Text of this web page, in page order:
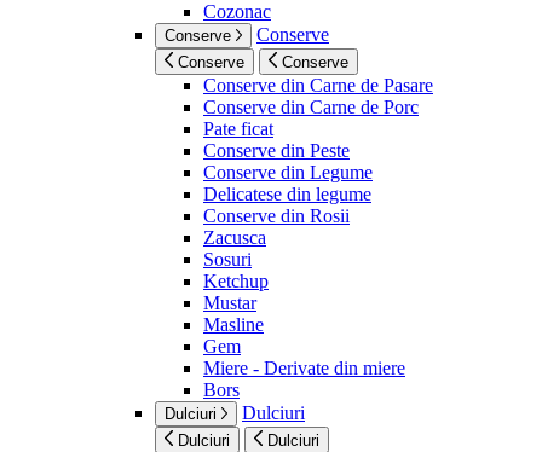
Cozonac
Conserve Conserve
Conserve Conserve
Conserve din Carne de Pasare
Conserve din Carne de Porc
Pate ficat
Conserve din Peste
Conserve din Legume
Delicatese din legume
Conserve din Rosii
Zacusca
Sosuri
Ketchup
Mustar
Masline
Gem
Miere - Derivate din miere
Bors
Dulciuri Dulciuri
Dulciuri Dulciuri